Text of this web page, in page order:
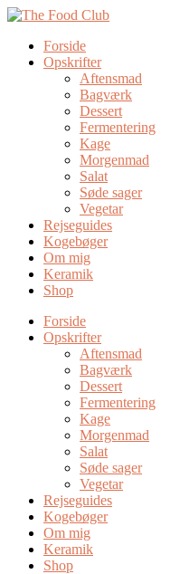
Forside
Opskrifter
Aftensmad
Bagværk
Dessert
Fermentering
Kage
Morgenmad
Salat
Søde sager
Vegetar
Rejseguides
Kogebøger
Om mig
Keramik
Shop
Forside
Opskrifter
Aftensmad
Bagværk
Dessert
Fermentering
Kage
Morgenmad
Salat
Søde sager
Vegetar
Rejseguides
Kogebøger
Om mig
Keramik
Shop